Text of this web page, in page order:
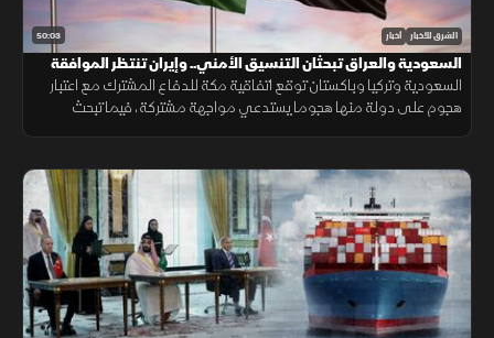
50:03 الشرق للأخبار أخبار
السعودية والعراق تبحثان التنسيق الأمني.. وإيران تنتظر الموافقة
على اتفاق "هرمز"
السعودية وتركيا وباكستان توقع اتفاقية مكة للدفاع المشترك مع اعتبار
هجوم على دولة منها هجوما يستدعي مواجهة مشتركة، فيما تبحث